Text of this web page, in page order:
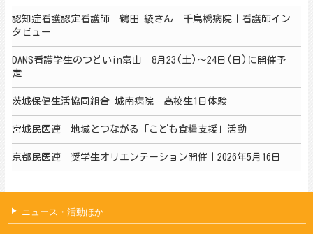
認知症看護認定看護師 鶴田 綾さん 千鳥橋病院｜看護師イン
タビュー
DANS看護学生のつどいin富山｜8月23(土)～24日(日)に開催予
定
茨城保健生活協同組合 城南病院｜高校生1日体験
宮城民医連｜地域とつながる「こども食糧支援」活動
京都民医連｜奨学生オリエンテーション開催｜2026年5月16日
ニュース・活動ほか